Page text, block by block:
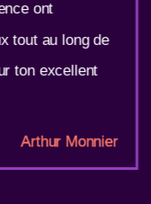
ont
tout au long de
ton excellent
Arthur Monnier